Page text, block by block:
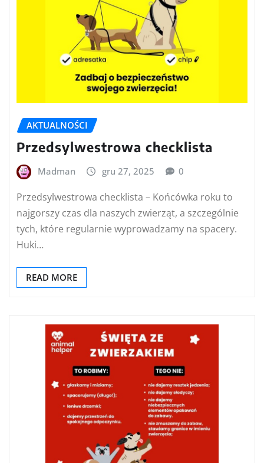
AKTUALNOŚCI
Przedsylwestrowa checklista
Madman gru 27, 2025 0
Przedsylwestrowa checklista – Końcówka roku to
najgorszy czas dla naszych zwierząt, a szczególnie
tych, które regularnie wyprowadzamy na spacery.
Huki…
READ MORE